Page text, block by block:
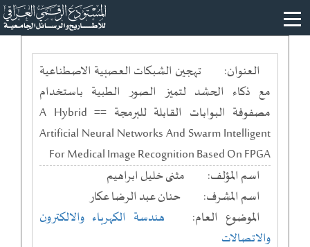
العنوان:
تهجين الشبكات العصبية الاصطناعية
مع ذكاء الحشد لتميز الصور الطبية باستخدام
مصفوفة البوابات القابلة للبرمجة == A Hybrid
Artificial Neural Networks And Swarm Intelligent
For Medical Image Recognition Based On FPGA
اسم المؤلف:
مثنى خليل ابراهيم
اسم المشرف:
حنان عبد الرضا عكار
الموضوع العام:
هندسة الكهرباء والالكترون
والاتصالات